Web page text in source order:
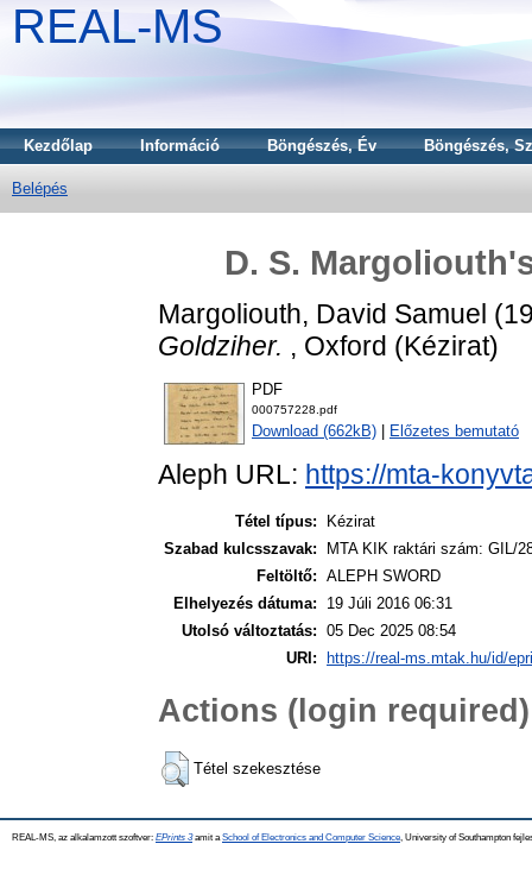
REAL-MS
Kezdőlap Információ Böngészés, Év Böngészés,
Belépés
D. S.
Margoliouth, David Samuel
Goldziher. , Oxford (Kézirat)
PDF
000757228.pdf
Download (662kB) Előzetes bemutató
Aleph URL: https://mta-
Tétel típus:
Kézirat
Szabad kulcsszavak:
MTA KIK raktári szám: GIL/
Feltöltő: ALEPH SWORD
Elhelyezés dátuma:
19 Júli 2016 06:31
Utolsó változtatás: 05 Dec 2025 08:54
URI:
https://real-ms.mtak.hu/id/
Actions (login required)
Tétel szekesztése
REAL-MS, az alkalamzott szoftver: EPrints 3amit a School of Electronics and Computer Science , University of Southampton